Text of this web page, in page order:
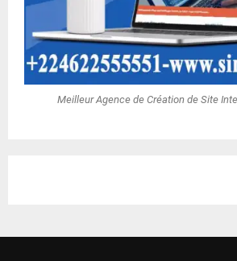
Meilleur Agence de Création de Site